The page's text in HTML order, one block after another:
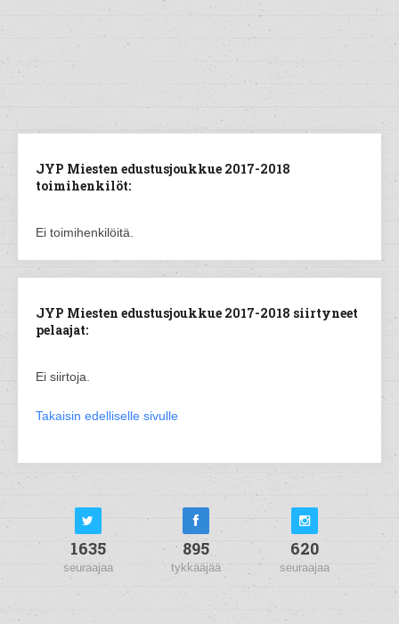
JYP Miesten edustusjoukkue 2017-2018
toimihenkilöt:
Ei toimihenkilöitä.
JYP Miesten edustusjoukkue 2017-2018 siirtyneet
pelaajat:
Ei siirtoja.
Takaisin edelliselle sivulle
1635
seuraajaa
895
tykkääjää
620
seuraajaa